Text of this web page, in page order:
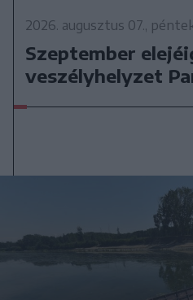
2026. augusztus 07.,
Szeptember
veszélyhelyzet